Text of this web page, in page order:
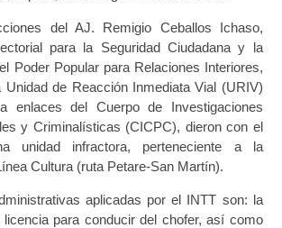
en Manejo Defensivo para
y Particulares (Cultura del
de Formación y Capacitación para la
de Policías de Circulación
Estadales y Municipales (Cultura del
– Escuela del Transporte
del AJ. Remigio Ceballos Ichaso,
para la Seguridad Ciudadana y la
Poder Popular para Relaciones Interiores,
de Reacción Inmediata Vial (URIV)
enlaces del Cuerpo de Investigaciones
y Criminalísticas (CICPC), dieron con el
unidad infractora, perteneciente a la
Cultura (ruta Petare-San Martín).
aplicadas por el INTT son: la
para conducir del chofer, así como